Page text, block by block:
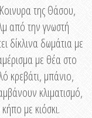
της Θάσου,
από την γνωστή
δίκλινα δωμάτια με
με θέα στο
κρεβάτι, μπάνιο,
κλιματισμό,
με κιόσκι.